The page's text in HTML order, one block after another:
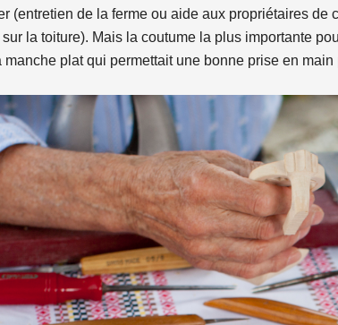
(entretien de la ferme ou aide aux propriétaires
la toiture). Mais la coutume la plus importante
plat qui permettait une bonne prise en